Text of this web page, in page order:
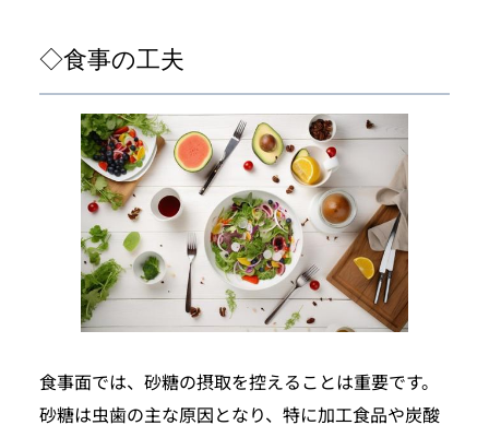
◇食事の工夫
食事面では、砂糖の摂取を控えることは重要です。
砂糖は虫歯の主な原因となり、特に加工食品や炭酸